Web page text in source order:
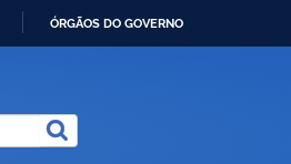
ÓRGÃOS DO GOVERNO